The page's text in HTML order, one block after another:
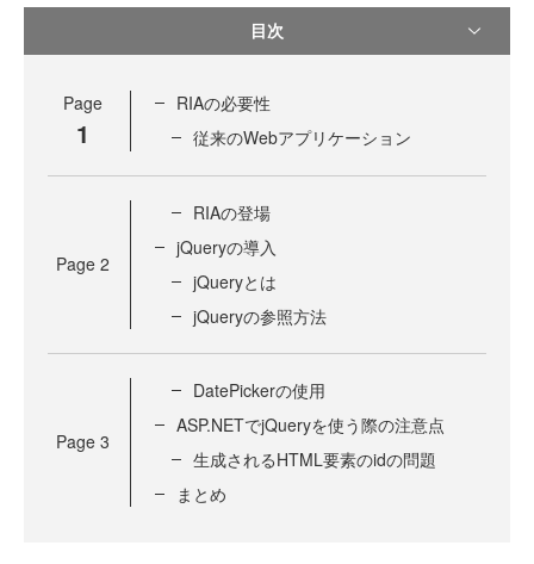
目次
Page
1
RIAの必要性
従来のWebアプリケーション
Page 2
RIAの登場
jQueryの導入
jQueryとは
jQueryの参照方法
Page 3
DatePickerの使用
ASP.NETでjQueryを使う際の注意点
生成されるHTML要素のidの問題
まとめ